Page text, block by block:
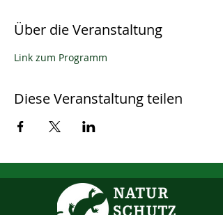
Über die Veranstaltung
Link zum Programm
Diese Veranstaltung teilen